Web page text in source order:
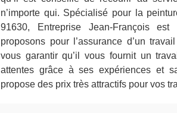
n’importe qui. Spécialisé pour la
91630, Entreprise Jean-François
proposons pour l’assurance d’un
vous garantir qu’il vous fournit un
attentes grâce à ses expériences et
propose des prix très attractifs pour vos